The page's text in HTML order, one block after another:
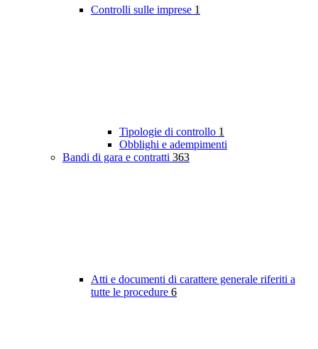
Controlli sulle imprese 1
Tipologie di controllo 1
Obblighi e adempimenti
Bandi di gara e contratti 363
Atti e documenti di carattere generale riferiti a
tutte le procedure 6